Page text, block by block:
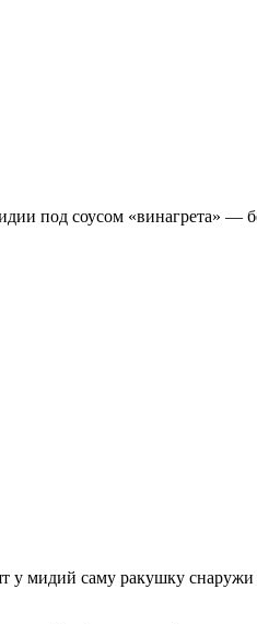
под соусом «винагрета»
у мидий саму ракушку